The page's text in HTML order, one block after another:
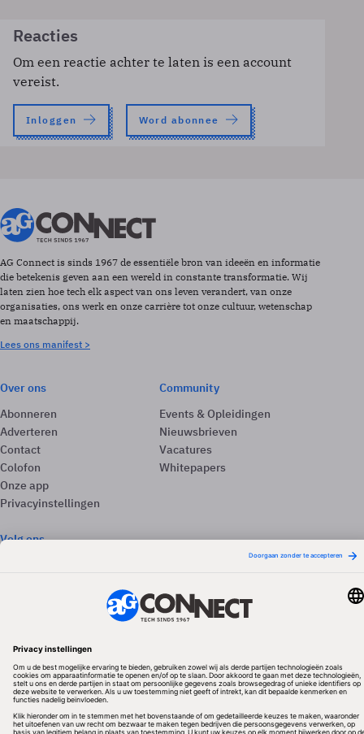
Reacties
Om een reactie achter te laten is een account
vereist.
Inloggen Word abonnee
AG Connect is sinds 1967 de essentiële bron van ideeën en informatie
die betekenis geven aan een wereld in constante transformatie. Wij
laten zien hoe tech elk aspect van ons leven verandert, van onze
organisaties, ons werk en onze carrière tot onze cultuur, wetenschap
en maatschappij.
Lees ons manifest >
Over ons
Abonneren
Adverteren
Contact
Colofon
Onze app
Privacyinstellingen
Community
Events & Opleidingen
Nieuwsbrieven
Vacatures
Whitepapers
Volg ons
Redactionele partner
Algemene Voorwaarden & Copyrights
Privacy & Cookies